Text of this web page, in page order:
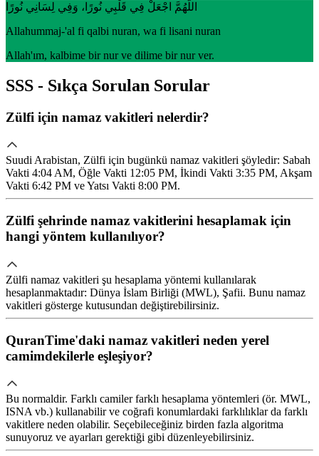
اللَّهُمَّ اجْعَلْ فِي قَلْبِي نُورًا، وَفِي لِسَانِي نُورًا
Allahummaj-'al fi qalbi nuran, wa fi lisani nuran
Allah'ım, kalbime bir nur ve dilime bir nur ver.
SSS - Sıkça Sorulan Sorular
Zülfi için namaz vakitleri nelerdir?
Suudi Arabistan, Zülfi için bugünkü namaz vakitleri şöyledir: Sabah
Vakti 4:04 AM, Öğle Vakti 12:05 PM, İkindi Vakti 3:35 PM, Akşam
Vakti 6:42 PM ve Yatsı Vakti 8:00 PM.
Zülfi şehrinde namaz vakitlerini hesaplamak için
hangi yöntem kullanılıyor?
Zülfi namaz vakitleri şu hesaplama yöntemi kullanılarak
hesaplanmaktadır: Dünya İslam Birliği (MWL), Şafii. Bunu namaz
vakitleri gösterge kutusundan değiştirebilirsiniz.
QuranTime'daki namaz vakitleri neden yerel
camimdekilerle eşleşiyor?
Bu normaldir. Farklı camiler farklı hesaplama yöntemleri (ör. MWL,
ISNA vb.) kullanabilir ve coğrafi konumlardaki farklılıklar da farklı
vakitlere neden olabilir. Seçebileceğiniz birden fazla algoritma
sunuyoruz ve ayarları gerektiği gibi düzenleyebilirsiniz.